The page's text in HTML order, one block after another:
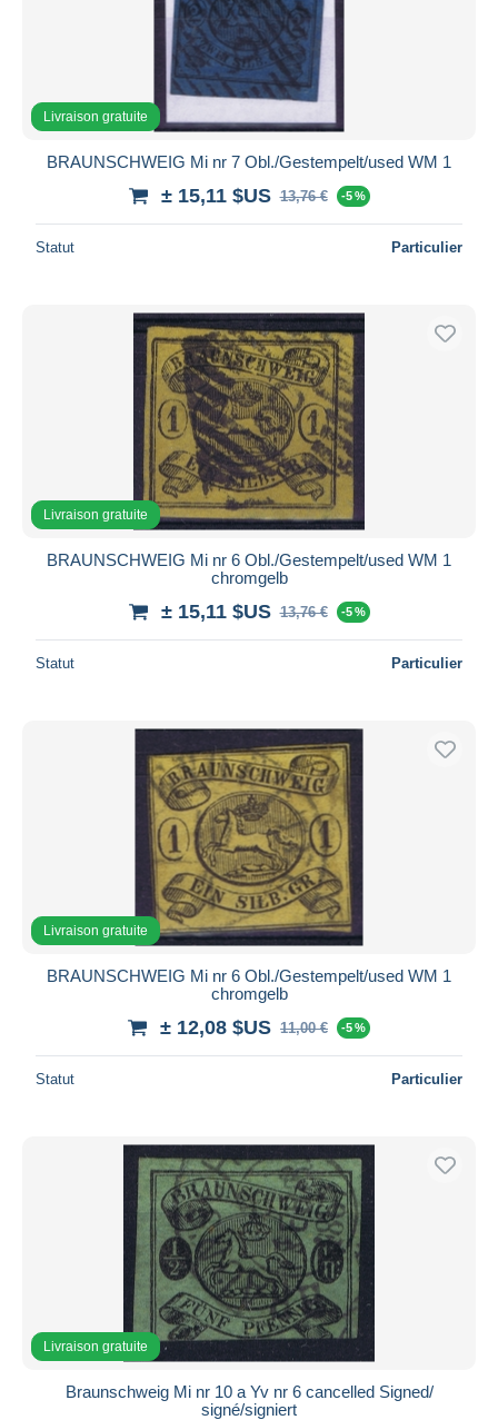
Livraison gratuite
BRAUNSCHWEIG Mi nr 7 Obl./Gestempelt/used WM 1
± 15,11 $US 13,76 € -5 %
Statut Particulier
Livraison gratuite
BRAUNSCHWEIG Mi nr 6 Obl./Gestempelt/used WM 1
chromgelb
± 15,11 $US 13,76 € -5 %
Statut Particulier
Livraison gratuite
BRAUNSCHWEIG Mi nr 6 Obl./Gestempelt/used WM 1
chromgelb
± 12,08 $US 11,00 € -5 %
Statut Particulier
Livraison gratuite
Braunschweig Mi nr 10 a Yv nr 6 cancelled Signed/
signé/signiert